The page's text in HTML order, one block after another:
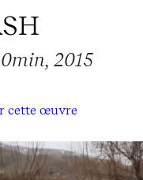
2015
cette œuvre